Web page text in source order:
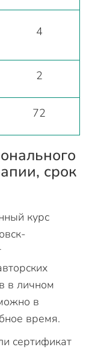
4
2
72
срок
курс
в личном
в
время.
сертификат